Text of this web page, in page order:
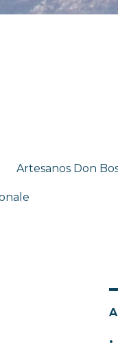
Artesanos Don